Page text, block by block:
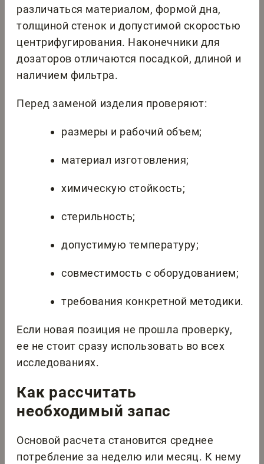
различаться материалом, формой дна,
толщиной стенок и допустимой скоростью
центрифугирования. Наконечники для
дозаторов отличаются посадкой, длиной и
наличием фильтра.
Перед заменой изделия проверяют:
размеры и рабочий объем;
материал изготовления;
химическую стойкость;
стерильность;
допустимую температуру;
совместимость с оборудованием;
требования конкретной методики.
Если новая позиция не прошла проверку,
ее не стоит сразу использовать во всех
исследованиях.
Как рассчитать
необходимый запас
Основой расчета становится среднее
потребление за неделю или месяц. К нему